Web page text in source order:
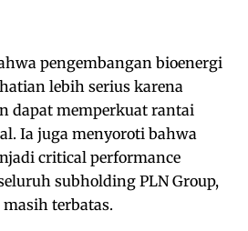
pengembangan bioenergi
lebih serius karena
dapat memperkuat rantai
Ia juga menyoroti bahwa
critical performance
subholding PLN Group,
terbatas.